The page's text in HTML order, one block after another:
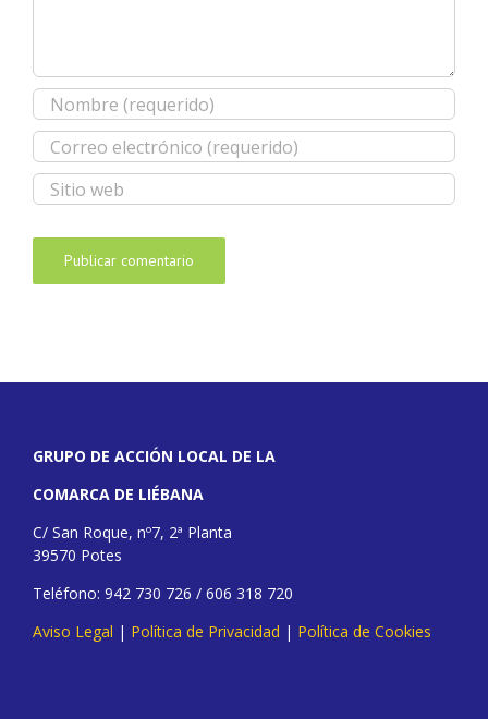
GRUPO DE ACCIÓN LOCAL DE LA
COMARCA DE LIÉBANA
C/ San Roque, nº7, 2ª Planta
39570 Potes
Teléfono: 942 730 726 / 606 318 720
Aviso Legal | Política de Privacidad | Política de Cookies